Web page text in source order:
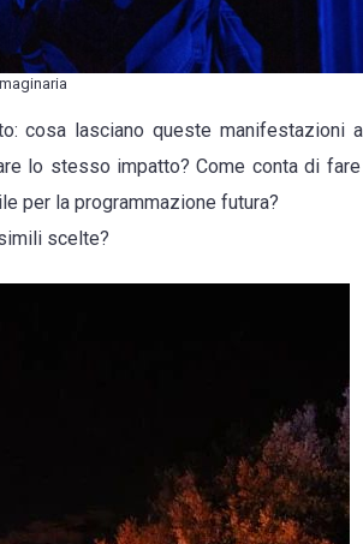
cosa lasciano queste manifestazioni
lo stesso impatto? Come conta di fare
per la programmazione futura?
scelte?